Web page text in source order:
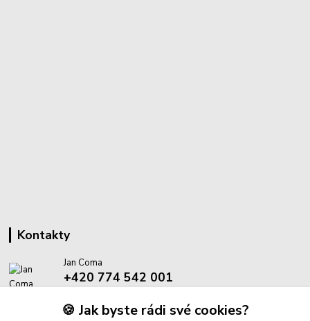
Kontakty
Jan Coma
+420 774 542 001
info@proantik.cz🍪 Jak byste rádi své cookies?